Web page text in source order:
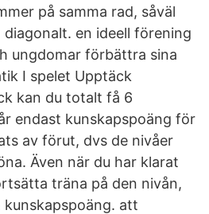
på samma rad, såväl
en ideell förening
ungdomar förbättra sina
I spelet Upptäck
kan du totalt få 6
endast kunskapspoäng för
av förut, dvs de nivåer
Även när du har klarat
träna på den nivån,
att